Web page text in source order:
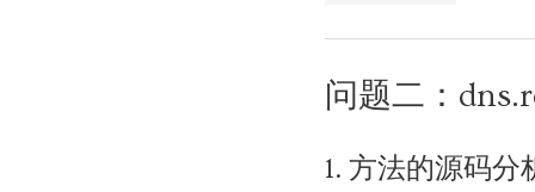
问题二：
1. 方法的源码分